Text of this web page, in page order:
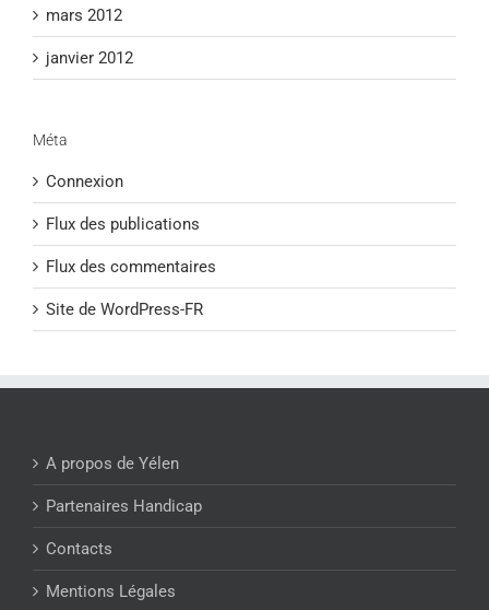
mars 2012
janvier 2012
Méta
Connexion
Flux des publications
Flux des commentaires
Site de WordPress-FR
A propos de Yélen
Partenaires Handicap
Contacts
Mentions Légales